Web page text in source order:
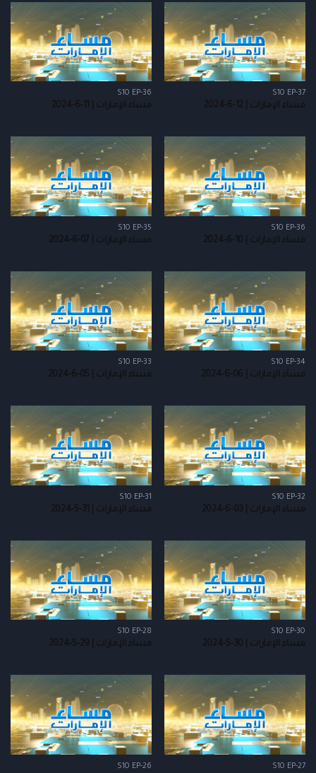
S10 EP-37
مساء الإمارات | 12-6-2024
S10 EP-36
مساء الإمارات | 11-6-2024
S10 EP-36
مساء الإمارات | 10-6-2024
S10 EP-35
مساء الإمارات | 07-6-2024
S10 EP-34
مساء الإمارات | 06-6-2024
S10 EP-33
مساء الإمارات | 05-6-2024
S10 EP-32
مساء الإمارات | 03-6-2024
S10 EP-31
مساء الإمارات | 31-5-2024
S10 EP-30
مساء الإمارات | 30-5-2024
S10 EP-28
مساء الإمارات | 29-5-2024
S10 EP-27
S10 EP-26